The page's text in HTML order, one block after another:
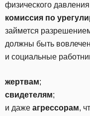
физического
комиссия по
займется
должны быть
и социальные
жертвам;
свидетелям;
и даже агрессорам,